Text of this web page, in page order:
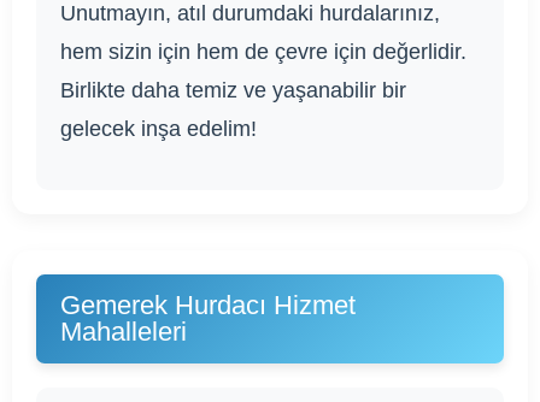
Unutmayın, atıl durumdaki hurdalarınız,
hem sizin için hem de çevre için değerlidir.
Birlikte daha temiz ve yaşanabilir bir
gelecek inşa edelim!
Gemerek Hurdacı Hizmet
Mahalleleri